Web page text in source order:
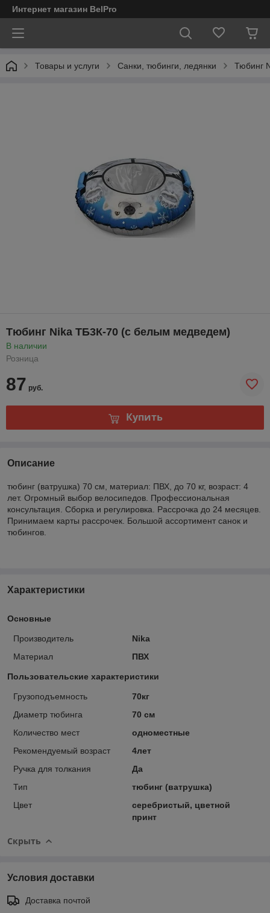
Интернет магазин BelPro
Товары и услуги Санки, тюбинги, ледянки Тюбинг
Тюбинг Nika ТБ3К-70 (с белым медведем)
В наличии
Розница
87 руб.
Купить
Описание
тюбинг (ватрушка) 70 см, материал: ПВХ, до 70 кг, возраст: 4
лет. Огромный выбор велосипедов. Профессиональная
консультация. Сборка и регулировка. Рассрочка до 24 месяцев.
Принимаем карты рассрочек. Большой ассортимент санок и
тюбингов.
Характеристики
Основные
Производитель
Nika
Материал
ПВХ
Пользовательские характеристики
Грузоподъемность
70кг
Диаметр тюбинга
70 см
Количество мест
одноместные
Рекомендуемый возраст
4лет
Ручка для толкания
Да
Тип
тюбинг (ватрушка)
Цвет
серебристый, цветной
принт
Скрыть
Условия доставки
Доставка почтой